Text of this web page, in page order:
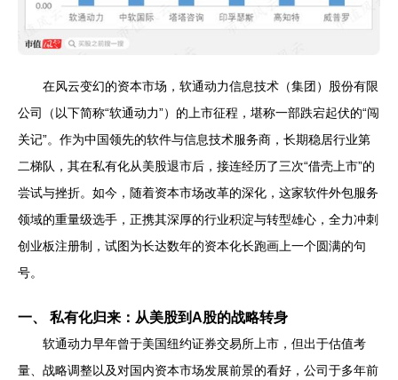
在风云变幻的资本市场，软通动力信息技术（集团）股份有限
公司（以下简称“软通动力”）的上市征程，堪称一部跌宕起伏的“闯
关记”。作为中国领先的软件与信息技术服务商，长期稳居行业第
二梯队，其在私有化从美股退市后，接连经历了三次“借壳上市”的
尝试与挫折。如今，随着资本市场改革的深化，这家软件外包服务
领域的重量级选手，正携其深厚的行业积淀与转型雄心，全力冲刺
创业板注册制，试图为长达数年的资本化长跑画上一个圆满的句
号。
一、 私有化归来：从美股到A股的战略转身
软通动力早年曾于美国纽约证券交易所上市，但出于估值考
量、战略调整以及对国内资本市场发展前景的看好，公司于多年前